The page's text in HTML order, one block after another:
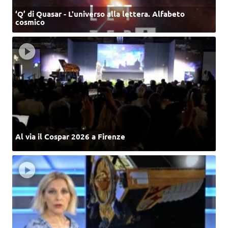
‘Q’ di Quasar - L'universo alla lettera. Alfabeto
cosmico
Al via il Cospar 2026 a Firenze